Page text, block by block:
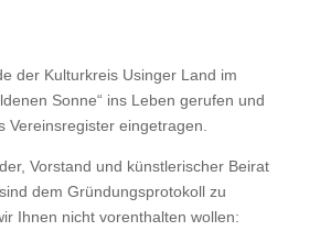
der Kulturkreis Usinger Land im
Sonne“ ins Leben gerufen und
Vereinsregister eingetragen.
Vorstand und künstlerischer Beirat
dem Gründungsprotokoll zu
Ihnen nicht vorenthalten wollen: